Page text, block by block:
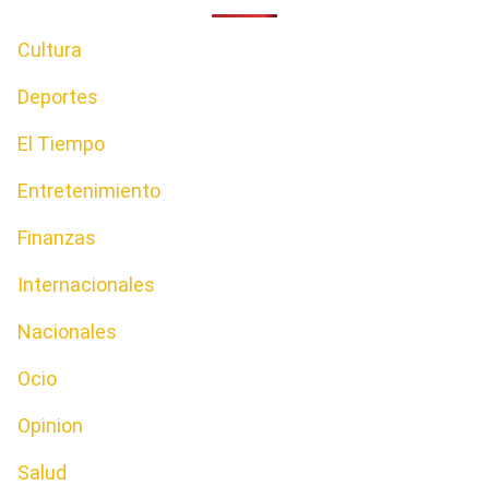
Cultura
Deportes
El Tiempo
Entretenimiento
Finanzas
Internacionales
Nacionales
Ocio
Opinion
Salud